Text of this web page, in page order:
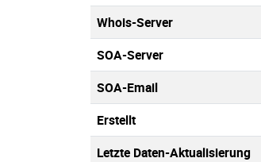
Whois-Server
SOA-Server
SOA-Email
Erstellt
Letzte Daten-Aktualisierung